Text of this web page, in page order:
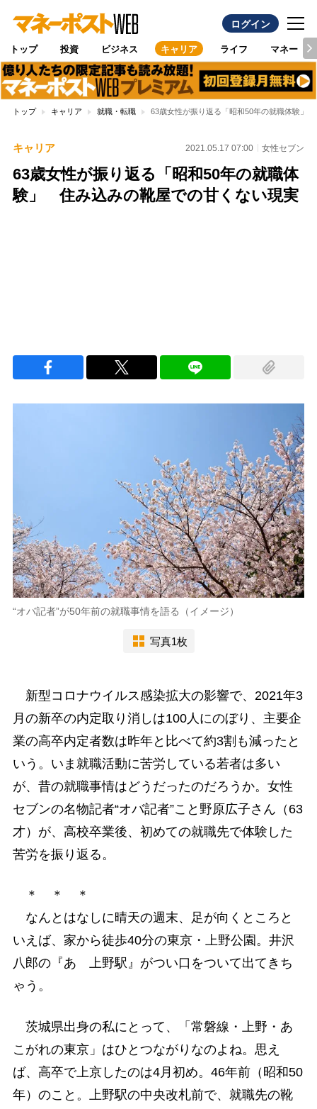
ログイン
トップ 投資 ビジネス キャリア ライフ マネー
トップ キャリア 就職・転職 63歳女性が振り返る「昭和50年の就職体験」
キャリア 2021.05.17 07:00 女性セブン
63歳女性が振り返る「昭和50年の就職体
験」 住み込みの靴屋での甘くない現実
“オバ記者”が50年前の就職事情を語る（イメージ）
写真1枚
新型コロナウイルス感染拡大の影響で、2021年3
月の新卒の内定取り消しは100人にのぼり、主要企
業の高卒内定者数は昨年と比べて約3割も減ったと
いう。いま就職活動に苦労している若者は多い
が、昔の就職事情はどうだったのだろうか。女性
セブンの名物記者“オバ記者”こと野原広子さん（63
才）が、高校卒業後、初めての就職先で体験した
苦労を振り返る。
＊ ＊ ＊
なんとはなしに晴天の週末、足が向くところと
いえば、家から徒歩40分の東京・上野公園。井沢
八郎の『あゝ上野駅』がつい口をついて出てきち
ゃう。
茨城県出身の私にとって、「常磐線・上野・あ
こがれの東京」はひとつながりなのよね。思え
ば、高卒で上京したのは4月初め。46年前（昭和50
年）のこと。上野駅の中央改札前で、就職先の靴